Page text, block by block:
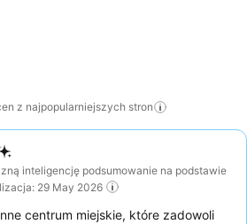
z najpopularniejszych stron
inteligencję podsumowanie na podstawie
29 May 2026
centrum miejskie, które zadowoli